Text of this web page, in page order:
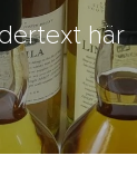
här